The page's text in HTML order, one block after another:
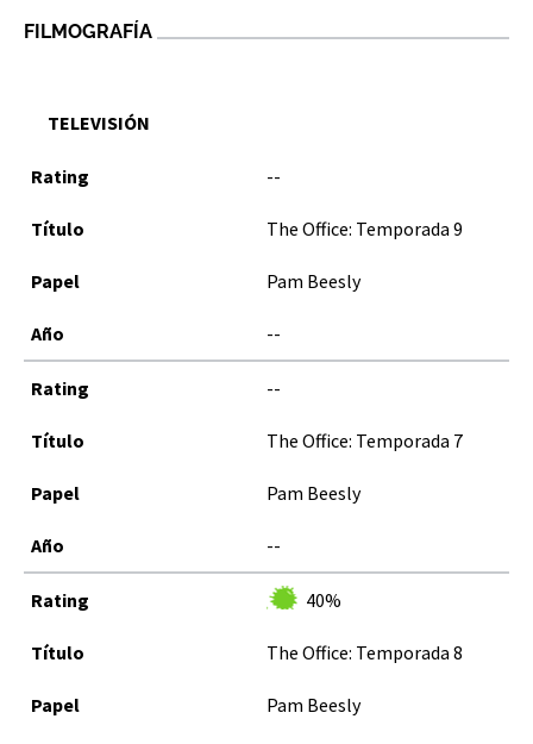
FILMOGRAFÍA
TELEVISIÓN
--
The Office: Temporada 9
Pam Beesly
--
--
The Office: Temporada 7
Pam Beesly
--
40%
The Office: Temporada 8
Pam Beesly